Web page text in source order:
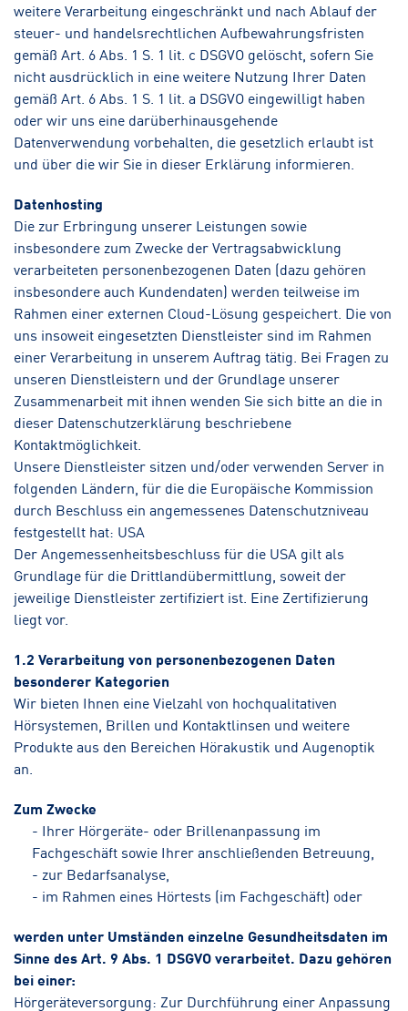
weitere Verarbeitung eingeschränkt und nach Ablauf der
steuer- und handelsrechtlichen Aufbewahrungsfristen
gemäß Art. 6 Abs. 1 S. 1 lit. c DSGVO gelöscht, sofern Sie
nicht ausdrücklich in eine weitere Nutzung Ihrer Daten
gemäß Art. 6 Abs. 1 S. 1 lit. a DSGVO eingewilligt haben
oder wir uns eine darüberhinausgehende
Datenverwendung vorbehalten, die gesetzlich erlaubt ist
und über die wir Sie in dieser Erklärung informieren.
Datenhosting
Die zur Erbringung unserer Leistungen sowie
insbesondere zum Zwecke der Vertragsabwicklung
verarbeiteten personenbezogenen Daten (dazu gehören
insbesondere auch Kundendaten) werden teilweise im
Rahmen einer externen Cloud-Lösung gespeichert. Die von
uns insoweit eingesetzten Dienstleister sind im Rahmen
einer Verarbeitung in unserem Auftrag tätig. Bei Fragen zu
unseren Dienstleistern und der Grundlage unserer
Zusammenarbeit mit ihnen wenden Sie sich bitte an die in
dieser Datenschutzerklärung beschriebene
Kontaktmöglichkeit.
Unsere Dienstleister sitzen und/oder verwenden Server in
folgenden Ländern, für die die Europäische Kommission
durch Beschluss ein angemessenes Datenschutzniveau
festgestellt hat: USA
Der Angemessenheitsbeschluss für die USA gilt als
Grundlage für die Drittlandübermittlung, soweit der
jeweilige Dienstleister zertifiziert ist. Eine Zertifizierung
liegt vor.
1.2 Verarbeitung von personenbezogenen Daten
besonderer Kategorien
Wir bieten Ihnen eine Vielzahl von hochqualitativen
Hörsystemen, Brillen und Kontaktlinsen und weitere
Produkte aus den Bereichen Hörakustik und Augenoptik
an.
Zum Zwecke
- Ihrer Hörgeräte- oder Brillenanpassung im
Fachgeschäft sowie Ihrer anschließenden Betreuung,
- zur Bedarfsanalyse,
- im Rahmen eines Hörtests (im Fachgeschäft) oder
werden unter Umständen einzelne Gesundheitsdaten im
Sinne des Art. 9 Abs. 1 DSGVO verarbeitet. Dazu gehören
bei einer:
Hörgeräteversorgung: Zur Durchführung einer Anpassung